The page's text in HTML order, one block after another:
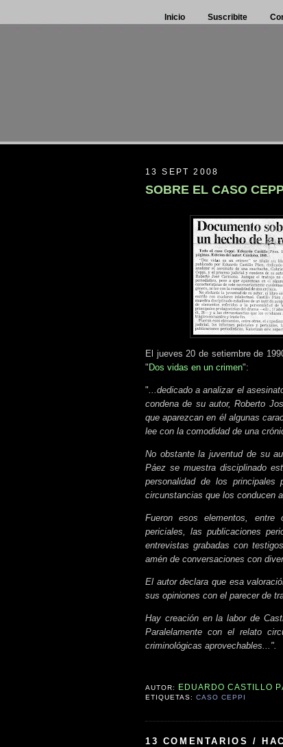
Inicio Suscribite
13 SEPT 2008
SOBRE EL CASO
El jueves 20 de setiembre de
" Dos vidas en un crimen":
"...dedicado a analizar el
condena de su autor, Roberto
que aparezcan en él algunas
lee con la comodidad de una
No obstante la juventud de su
Páez se muestra disciplinado
personalidad de los
circunstancias que los conducen
Fueron esos elementos,
periciales, las publicaciones
entrevistas grabadas con
amén de conversaciones con
El autor declara que esa
sus opiniones con el parecer de
Hay creación en la labor de
Paralelamente con el relato
criminológicas aprovechables...".
AUTOR: EDUARDO CASTILLO
ETIQUETAS:CASO CEPPI
13 COMENTARIOS /